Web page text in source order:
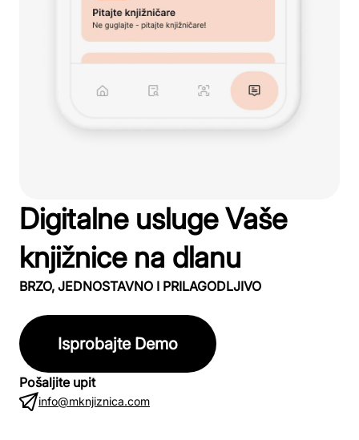
Digitalne usluge Vaše
knjižnice na dlanu
BRZO, JEDNOSTAVNO I PRILAGODLJIVO
Isprobajte Demo
Pošaljite upit
info@mknjiznica.com